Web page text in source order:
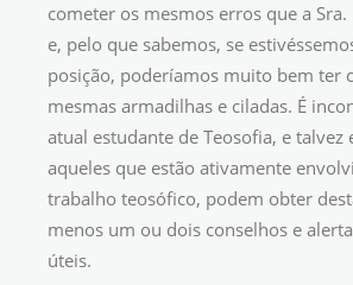
cometer os mesmos erros que a
e, pelo que sabemos, se
posição, poderíamos muito bem ter
mesmas armadilhas e ciladas. É
atual estudante de Teosofia, e talvez
aqueles que estão ativamente
trabalho teosófico, podem obter
menos um ou dois conselhos e
úteis.